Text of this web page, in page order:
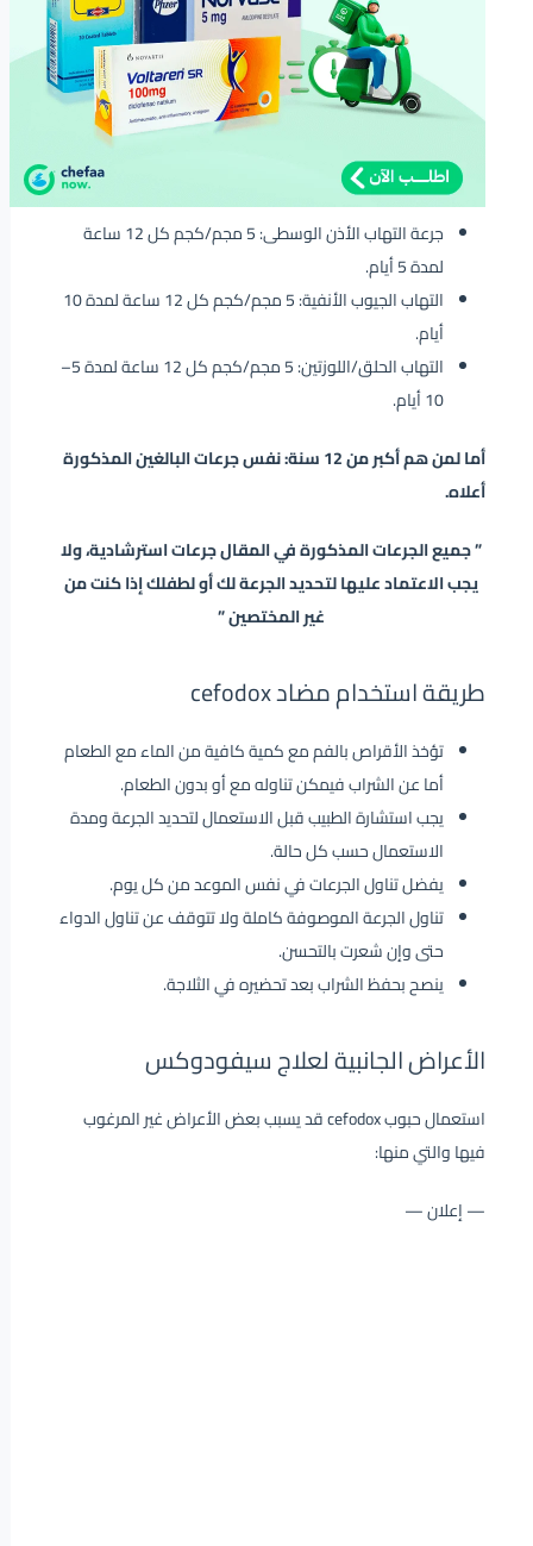
جرعة التهاب الأذن الوسطى: 5 مجم/كجم كل 12 ساعة
لمدة 5 أيام.
التهاب الجيوب الأنفية: 5 مجم/كجم كل 12 ساعة لمدة 10
أيام.
التهاب الحلق/اللوزتين: 5 مجم/كجم كل 12 ساعة لمدة 5–
10 أيام.
أما لمن هم أكبر من 12 سنة: نفس جرعات البالغين المذكورة
أعلاه.
” جميع الجرعات المذكورة في المقال جرعات استرشادية، ولا
يجب الاعتماد عليها لتحديد الجرعة لك أو لطفلك إذا كنت من
غير المختصين ”
طريقة استخدام مضاد cefodox
تؤخذ الأقراص بالفم مع كمية كافية من الماء مع الطعام
أما عن الشراب فيمكن تناوله مع أو بدون الطعام.
يجب استشارة الطبيب قبل الاستعمال لتحديد الجرعة ومدة
الاستعمال حسب كل حالة.
يفضل تناول الجرعات في نفس الموعد من كل يوم.
تناول الجرعة الموصوفة كاملة ولا تتوقف عن تناول الدواء
حتى وإن شعرت بالتحسن.
ينصح بحفظ الشراب بعد تحضيره في الثلاجة.
الأعراض الجانبية لعلاج سيفودوكس
استعمال حبوب cefodox قد يسبب بعض الأعراض غير المرغوب
فيها والتي منها:
— إعلان —